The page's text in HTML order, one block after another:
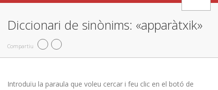
Diccionari de sinònims: «apparàtxik»
Compartiu
Introduïu la paraula que voleu cercar i feu clic en el botó de